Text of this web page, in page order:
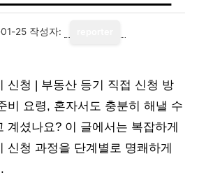
25 작성자:
신청 | 부동산 등기 직접 신청 방
비 요령, 혼자서도 충분히 해낼 수
계셨나요? 이 글에서는 복잡하게
신청 과정을 단계별로 명쾌하게